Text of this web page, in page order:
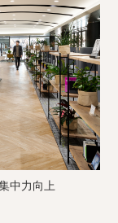
中力向上